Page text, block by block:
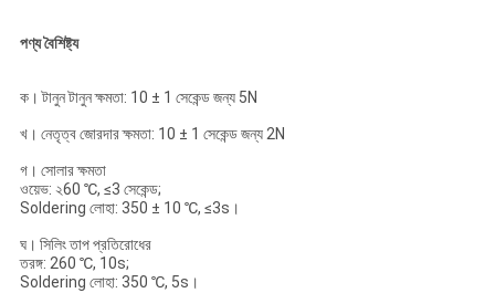
পণ্য বৈশিষ্ট্য
ক। টানুন টানুন ক্ষমতা: 10 ± 1 সেকেন্ড জন্য 5N
খ। নেতৃত্ব জোরদার ক্ষমতা: 10 ± 1 সেকেন্ড জন্য 2N
গ। সোলার ক্ষমতা
ওয়েভ: ২60 ℃, ≤3 সেকেন্ড;
Soldering লোহা: 350 ± 10 ℃, ≤3s।
ঘ। সিলিং তাপ প্রতিরোধের
তরঙ্গ: 260 ℃, 10s;
Soldering লোহা: 350 ℃, 5s।